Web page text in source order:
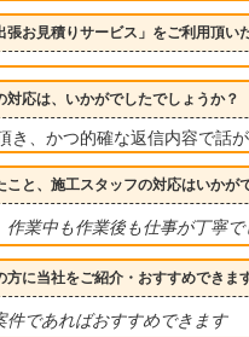
張お見積りサービス」をご利用頂い
対応は、いかがでしたでしょうか？
き、かつ的確な返信内容で話が
こと、施工スタッフの対応はいかが
作業中も作業後も仕事が丁寧で
方に当社をご紹介・おすすめできま
件であればおすすめできます